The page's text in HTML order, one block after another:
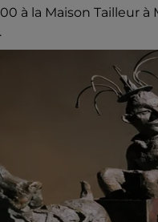
à la Maison Tailleur à